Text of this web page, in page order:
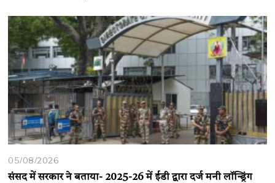
05/08/2026
संसद में सरकार ने बताया- 2025-26 में ईडी द्वारा दर्ज मनी लॉन्ड्रिंग